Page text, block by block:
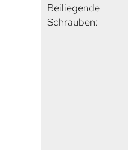
Beiliegende
Schrauben: